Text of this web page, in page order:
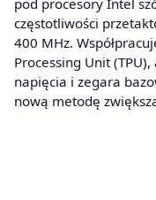
częstotliwości
400 MHz.
Processing Unit
napięcia i zegara
nową metodę